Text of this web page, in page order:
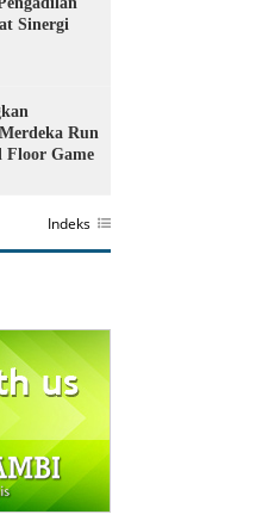
Sinergi
Run
Floor Game
Indeks